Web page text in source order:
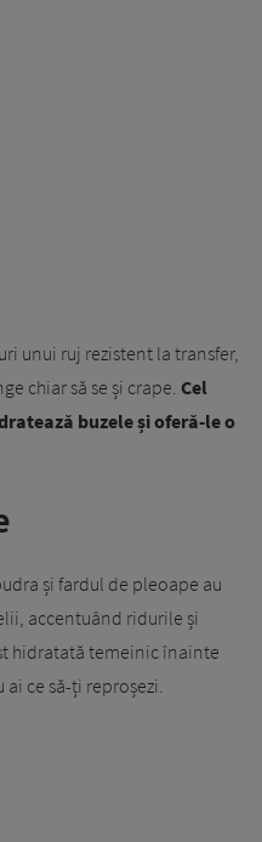
unui ruj rezistent la transfer,
chiar să se și crape. Cel
buzele și oferă-le o
și fardul de pleoape au
accentuând ridurile și
hidratată temeinic înainte
ce să-ți reproșezi.